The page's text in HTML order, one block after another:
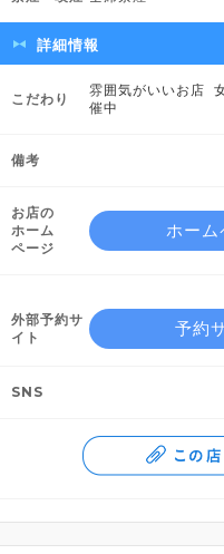
詳細情報
こだわり
雰囲気がいいお店
催中
備考
お店の
ホーム
ページ
ホーム
外部予約サ
イト
予約
SNS